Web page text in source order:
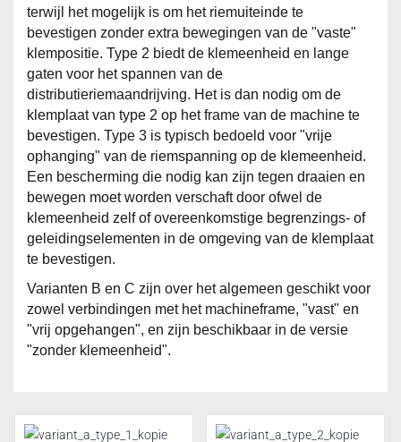
terwijl het mogelijk is om het riemuiteinde te
bevestigen zonder extra bewegingen van de "vaste"
klempositie. Type 2 biedt de klemeenheid en lange
gaten voor het spannen van de
distributieriemaandrijving. Het is dan nodig om de
klemplaat van type 2 op het frame van de machine te
bevestigen. Type 3 is typisch bedoeld voor "vrije
ophanging" van de riemspanning op de klemeenheid.
Een bescherming die nodig kan zijn tegen draaien en
bewegen moet worden verschaft door ofwel de
klemeenheid zelf of overeenkomstige begrenzings- of
geleidingselementen in de omgeving van de klemplaat
te bevestigen.
Varianten B en C zijn over het algemeen geschikt voor
zowel verbindingen met het machineframe, "vast" en
"vrij opgehangen", en zijn beschikbaar in de versie
"zonder klemeenheid".